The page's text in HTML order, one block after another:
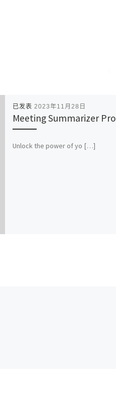
已发表 2023年11月28日
Meeting Summarizer Pro
Unlock the power of yo […]